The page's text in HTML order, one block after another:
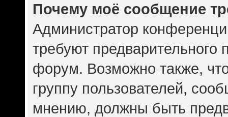
Почему моё сообщение
Администратор
требуют предварительного
форум. Возможно также,
группу пользователей,
мнению, должны быть